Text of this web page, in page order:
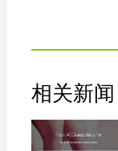
相关新闻